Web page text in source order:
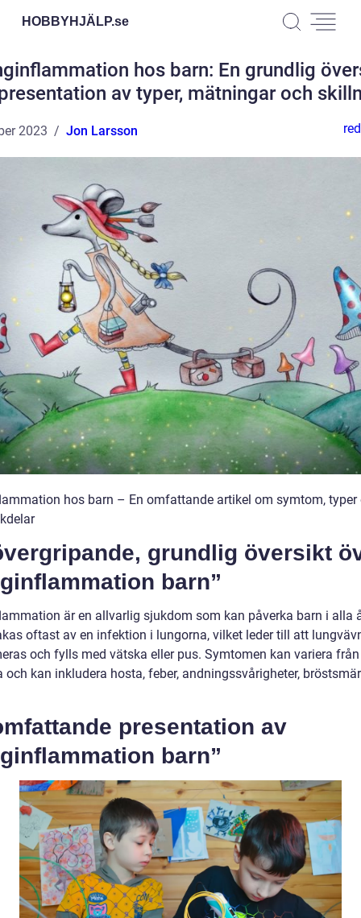
HOBBYHJÄLP.se
hos barn: En grundlig
av typer, mätningar och
2023 Jon Larsson
hos barn – En omfattande artikel om symtom, typer
grundlig översikt
barn”
är en allvarlig sjukdom som kan påverka barn i alla
oftast av en infektion i lungorna, vilket leder till att
och fylls med vätska eller pus. Symtomen kan variera
och kan inkludera hosta, feber, andningssvårigheter,
presentation av
barn”